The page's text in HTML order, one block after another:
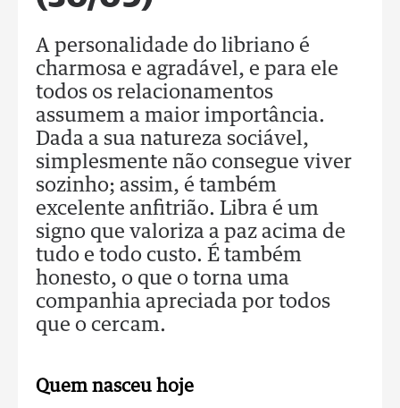
A personalidade do libriano é
charmosa e agradável, e para ele
todos os relacionamentos
assumem a maior importância.
Dada a sua natureza sociável,
simplesmente não consegue viver
sozinho; assim, é também
excelente anfitrião. Libra é um
signo que valoriza a paz acima de
tudo e todo custo. É também
honesto, o que o torna uma
companhia apreciada por todos
que o cercam.
Quem nasceu hoje